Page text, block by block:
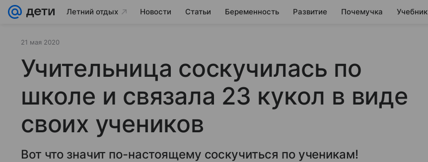
Летний отдых Новости Статьи Беременность Развитие Почемучка Учебник
21 мая 2020
Учительница соскучилась по
школе и связала 23 кукол в виде
своих учеников
Вот что значит по-настоящему соскучиться по ученикам!